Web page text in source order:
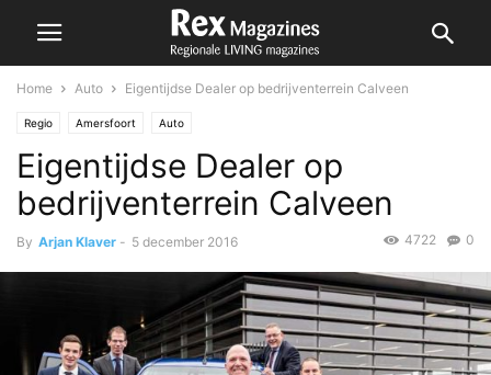
Home Auto Eigentijdse Dealer op bedrijventerrein Calveen
Regio Amersfoort Auto
Eigentijdse Dealer op
bedrijventerrein Calveen
By Arjan Klaver - 5 december 2016 0
4722